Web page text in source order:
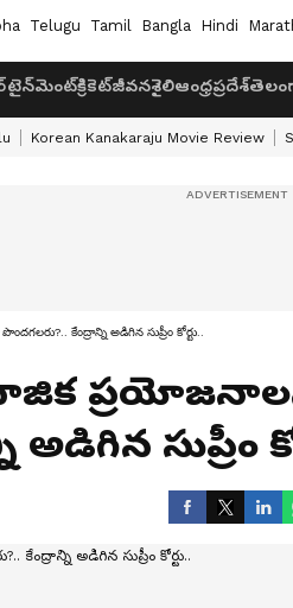
Telugu Tamil Bangla Hindi
క్రికెట్జీవనశైలిఆంధ్రప్రదేశ్
Korean Kanakaraju Movie Review
కేంద్రాన్ని అడిగిన సుప్రీం కోర్టు..
సుప్రీం